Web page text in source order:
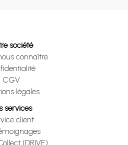
société
connaître
CGV
légales
services
client
(DRIVE)